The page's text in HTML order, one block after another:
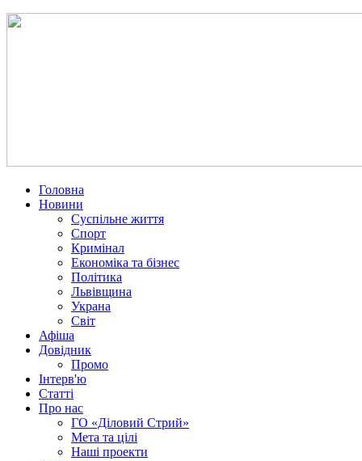
Головна
Новини
Суспільне життя
Спорт
Кримінал
Економіка та бізнес
Політика
Львівщина
Украна
Світ
Афіша
Довідник
Промо
Інтерв'ю
Статті
Про нас
ГО «Діловий Стрий»
Мета та цілі
Наші проекти